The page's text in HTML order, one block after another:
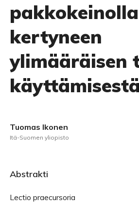
pakkokeinolla
kertyneen
ylimääräisen
käyttämisestä
Tuomas Ikonen
Itä-Suomen yliopisto
Abstrakti
Lectio praecursoria